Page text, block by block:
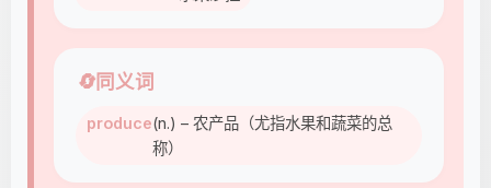
🔄同义词
produce(n.) – 农产品（尤指水果和蔬菜的总
称）